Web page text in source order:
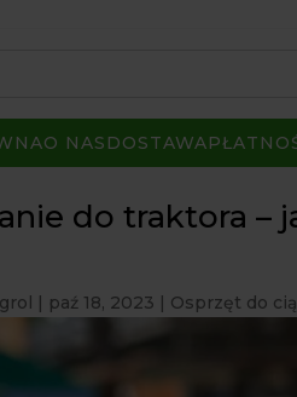
O NAS DOSTAWA
do traktora –
| paź 18, 2023 | Osprzęt do